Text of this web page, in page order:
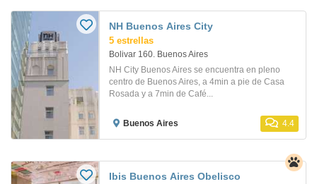
NH Buenos Aires City
5 estrellas
Bolivar 160. Buenos Aires
NH City Buenos Aires se encuentra en pleno
centro de Buenos Aires, a 4min a pie de Casa
Rosada y a 7min de Café...
Buenos Aires 4.4
Ibis Buenos Aires Obelisco